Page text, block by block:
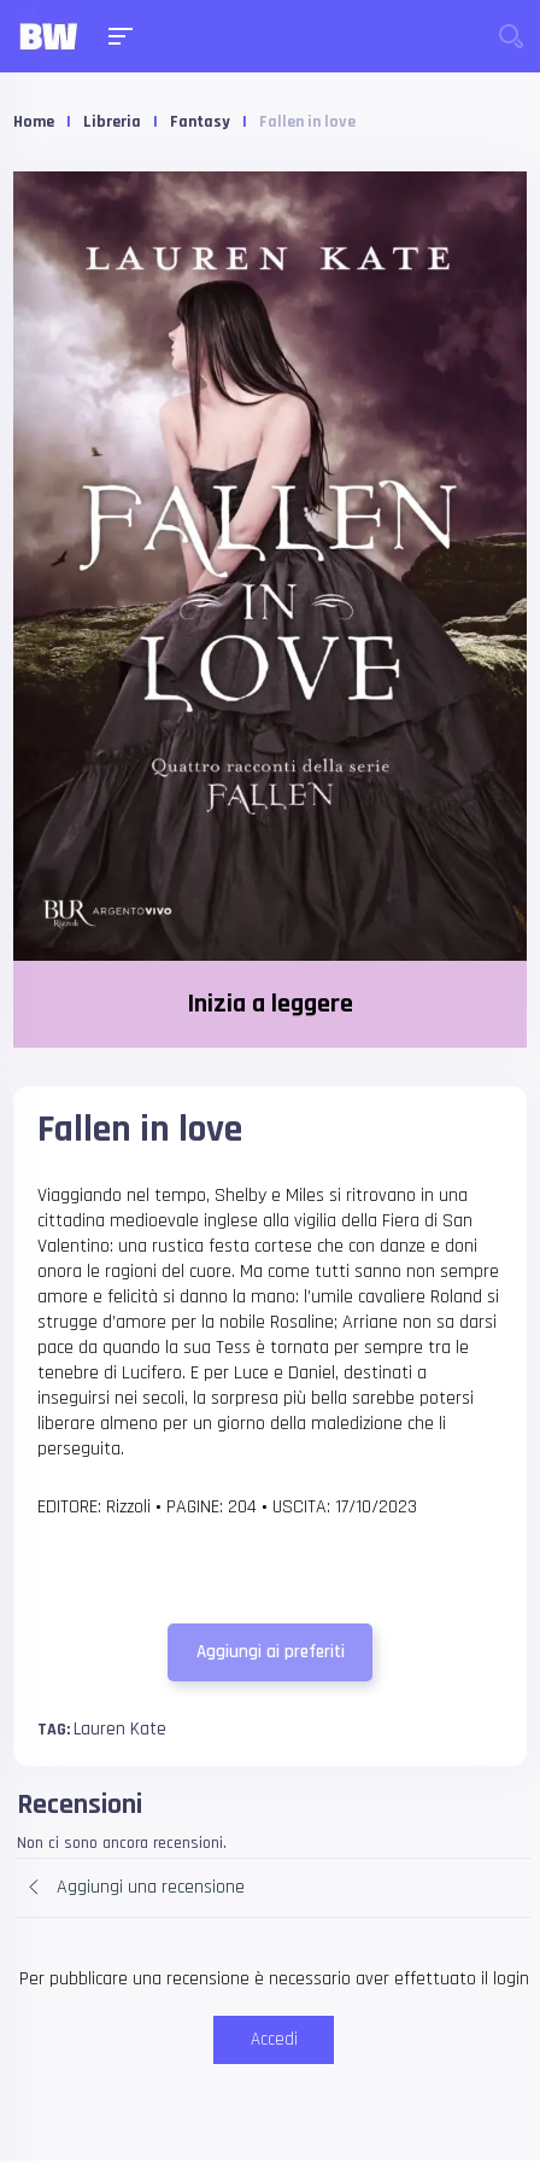
Home | Libreria | Fantasy | Fallen in love
Inizia a leggere
Fallen in love
Viaggiando nel tempo, Shelby e Miles si ritrovano in una
cittadina medioevale inglese alla vigilia della Fiera di San
Valentino: una rustica festa cortese che con danze e doni
onora le ragioni del cuore. Ma come tutti sanno non sempre
amore e felicità si danno la mano: l’umile cavaliere Roland si
strugge d’amore per la nobile Rosaline; Arriane non sa darsi
pace da quando la sua Tess è tornata per sempre tra le
tenebre di Lucifero. E per Luce e Daniel, destinati a
inseguirsi nei secoli, la sorpresa più bella sarebbe potersi
liberare almeno per un giorno della maledizione che li
perseguita.
EDITORE: Rizzoli • PAGINE: 204 • USCITA: 17/10/2023
Aggiungi ai preferiti
TAG:Lauren Kate
Recensioni
Non ci sono ancora recensioni.
Aggiungi una recensione
Per pubblicare una recensione è necessario aver effettuato il login
Accedi